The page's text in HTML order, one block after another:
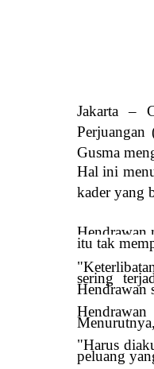
Jakarta –
Gusma
Hal ini
kader yang
Hendrawan
itu tak
sering
Hendrawan
"Harus
peluang